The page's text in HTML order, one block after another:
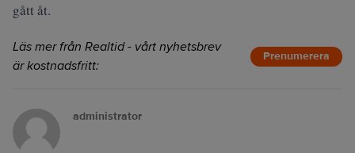
gått åt.
Läs mer från Realtid - vårt nyhetsbrev
är kostnadsfritt:
Prenumerera
administrator